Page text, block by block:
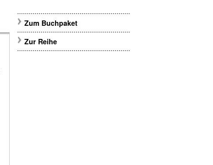
Zum Buchpaket
Zur Reihe